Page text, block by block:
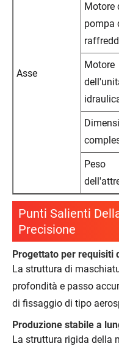
Asse
Motore
pompa
Motore
Peso
Punti Salienti
Precisione
Progettato per requisiti
La struttura di
profondità e passo
di fissaggio di tipo
Produzione stabile a
La struttura rigida della